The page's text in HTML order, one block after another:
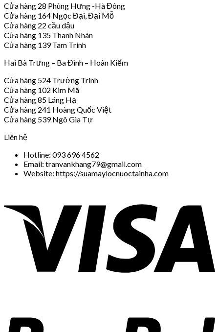
Cửa hàng 28 Phùng Hưng -Hà Đông
Cửa hàng 164 Ngọc Đại, Đại Mỗ
Cửa hàng 22 cầu dậu
Cửa hàng 135 Thanh Nhàn
Cửa hàng 139 Tam Trinh
Hai Bà Trưng – Ba Đình – Hoàn Kiếm
Cửa hàng 524 Trường Trinh
Cửa hàng 102 Kim Mã
Cửa hàng 85 Láng Hạ
Cửa hàng 241 Hoàng Quốc Việt
Cửa hàng 539 Ngô Gia Tự
Liên hệ
Hotline: 093 696 4562
Email: tranvankhang79@gmail.com
Website: https://suamaylocnuoctainha.com